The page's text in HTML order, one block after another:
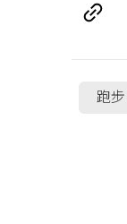
跑步